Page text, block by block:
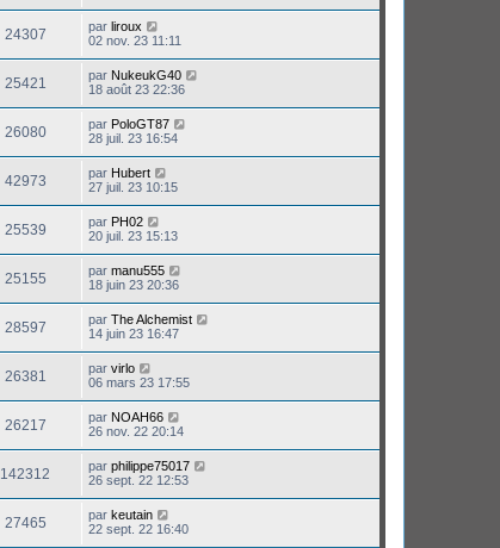
24307 par liroux
02 nov. 23 11:11
25421 par NukeukG40
18 août 23 22:36
26080 par PoloGT87
28 juil. 23 16:54
42973 par Hubert
27 juil. 23 10:15
25539 par PH02
20 juil. 23 15:13
25155 par manu555
18 juin 23 20:36
28597 par The Alchemist
14 juin 23 16:47
26381 par virlo
06 mars 23 17:55
26217 par NOAH66
26 nov. 22 20:14
142312 par philippe75017
26 sept. 22 12:53
27465 par keutain
22 sept. 22 16:40